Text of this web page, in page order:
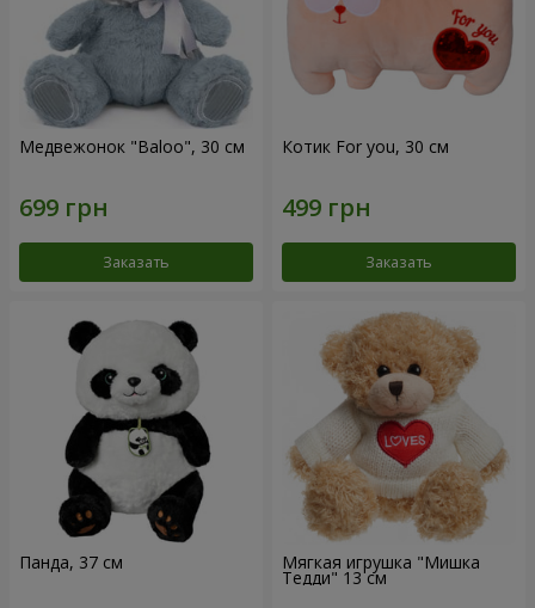
Медвежонок "Baloo", 30 см
Заказать
Котик For you, 30 см
Заказать
Панда, 37 см Мягкая игрушка "Мишка
Тедди" 13 см